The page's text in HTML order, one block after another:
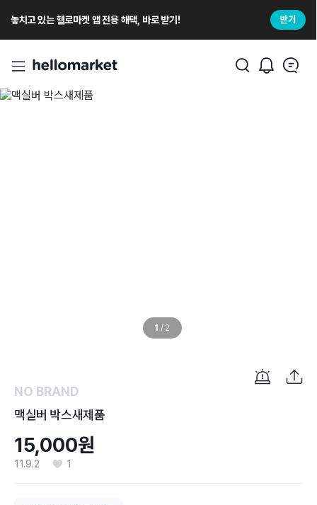
놓치고 있는 헬로마켓 앱 전용 해택, 바로 받기! 받기
1 / 2
NO BRAND
맥실버 박스새제품
15,000원
11.9.2 1